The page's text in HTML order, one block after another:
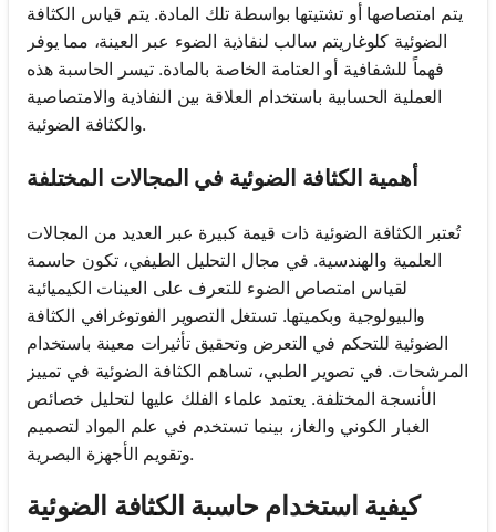
يتم امتصاصها أو تشتيتها بواسطة تلك المادة. يتم قياس الكثافة
الضوئية كلوغاريتم سالب لنفاذية الضوء عبر العينة، مما يوفر
فهماً للشفافية أو العتامة الخاصة بالمادة. تيسر الحاسبة هذه
العملية الحسابية باستخدام العلاقة بين النفاذية والامتصاصية
والكثافة الضوئية.
أهمية الكثافة الضوئية في المجالات المختلفة
تُعتبر الكثافة الضوئية ذات قيمة كبيرة عبر العديد من المجالات
العلمية والهندسية. في مجال التحليل الطيفي، تكون حاسمة
لقياس امتصاص الضوء للتعرف على العينات الكيميائية
والبيولوجية وبكميتها. تستغل التصوير الفوتوغرافي الكثافة
الضوئية للتحكم في التعرض وتحقيق تأثيرات معينة باستخدام
المرشحات. في تصوير الطبي، تساهم الكثافة الضوئية في تمييز
الأنسجة المختلفة. يعتمد علماء الفلك عليها لتحليل خصائص
الغبار الكوني والغاز، بينما تستخدم في علم المواد لتصميم
وتقويم الأجهزة البصرية.
كيفية استخدام حاسبة الكثافة الضوئية